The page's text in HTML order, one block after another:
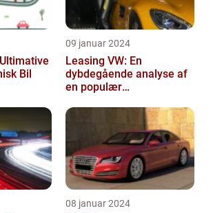
Bil
09 januar 2024
Leasing VW: En
dybdegående analyse af
en populær
08 januar 2024